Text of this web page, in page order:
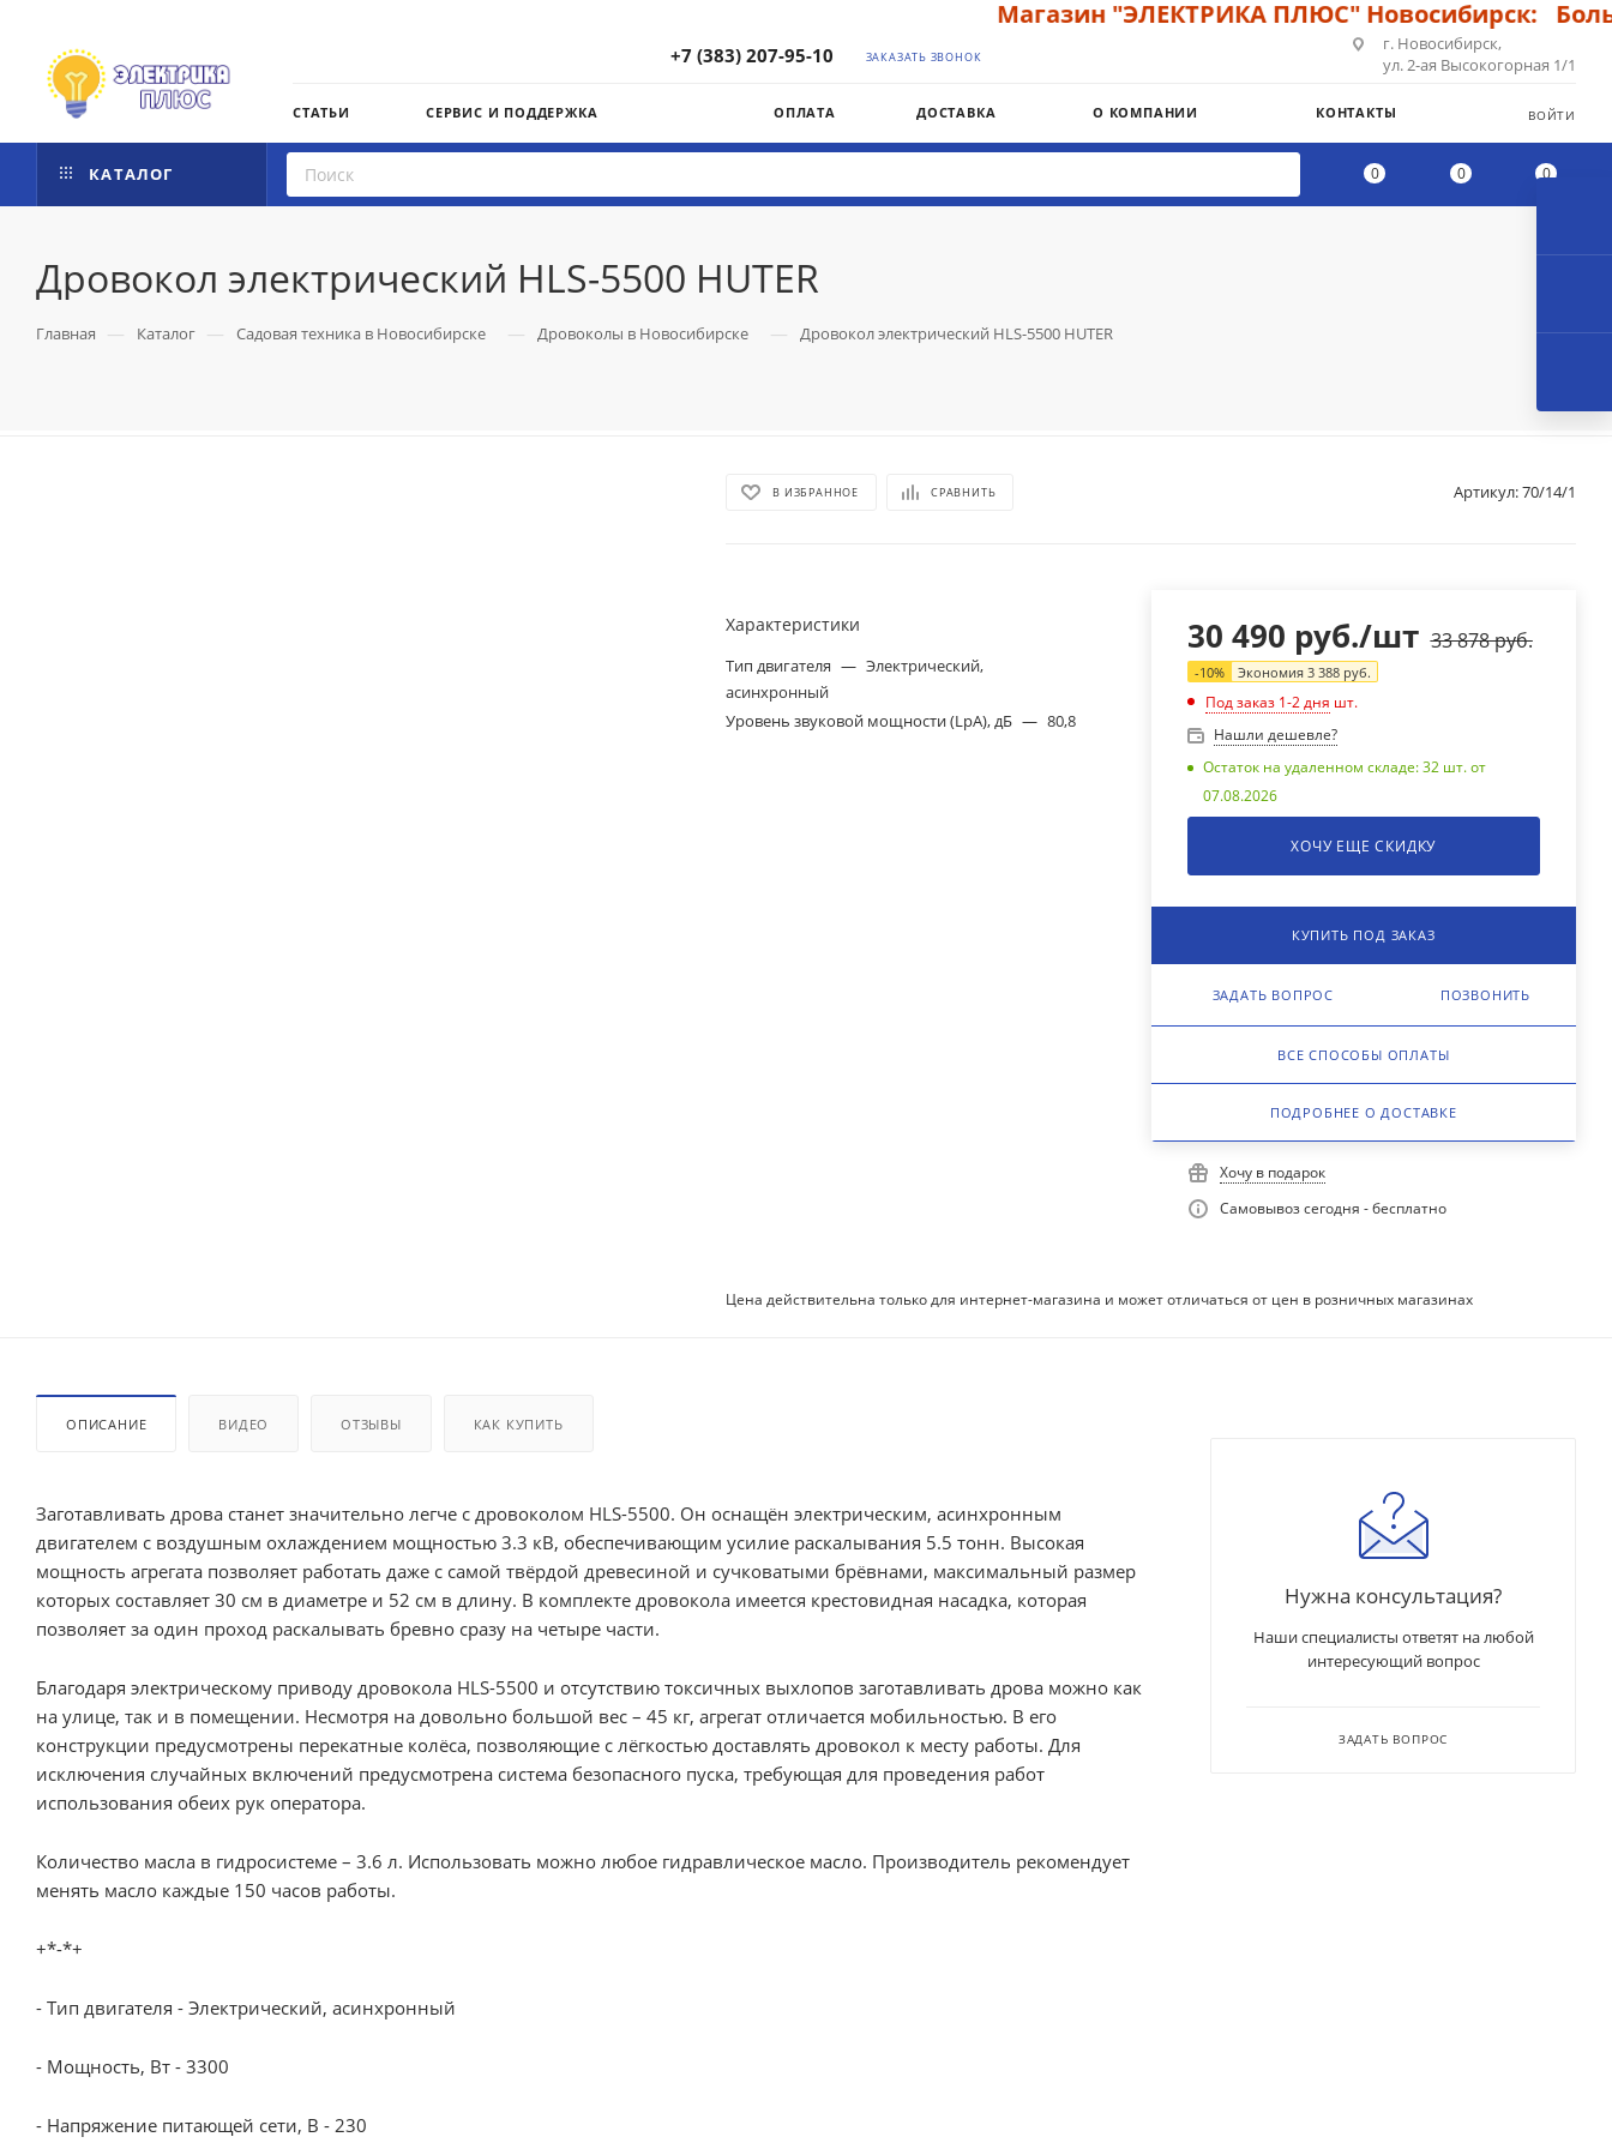
Магазин "ЭЛЕКТРИКА ПЛЮС" Новосибирск:
+7 (383) 207-95-10 ЗАКАЗАТЬ ЗВОНОК
г. Новосибирск,
ул. 2-ая Высокогорная 1/1
СТАТЬИ СЕРВИС И ПОДДЕРЖКА ОПЛАТА ДОСТАВКА О КОМПАНИИ КОНТАКТЫ ВОЙТИ
КАТАЛОГ 0 0 0
Дровокол электрический HLS-5500 HUTER
Главная — Каталог — Садовая техника в Новосибирске — Дровоколы в Новосибирске — Дровокол электрический HLS-5500 HUTER
В ИЗБРАННОЕ СРАВНИТЬ Артикул:70/14/1
Характеристики
Тип двигателя — Электрический,
асинхронный
Уровень звуковой мощности (LpA), дБ — 80,8
30 490 руб./шт 33 878руб.
-10% Экономия 3 388руб.
Под заказ 1-2 дня шт.
Нашли дешевле?
Остаток на удаленном складе: 32 шт. от
07.08.2026
ХОЧУ ЕЩЕ СКИДКУ
КУПИТЬ ПОД ЗАКАЗ
ЗАДАТЬ ВОПРОС ПОЗВОНИТЬ
ВСЕ СПОСОБЫ ОПЛАТЫ
ПОДРОБНЕЕ О ДОСТАВКЕ
Хочу в подарок
Самовывоз сегодня - бесплатно
Цена действительна только для интернет-магазина и может отличаться от цен в розничных магазинах
ОПИСАНИЕ ВИДЕО ОТЗЫВЫ КАК КУПИТЬ
Заготавливать дрова станет значительно легче с дровоколом HLS-5500. Он оснащён электрическим, асинхронным
двигателем с воздушным охлаждением мощностью 3.3 кВ, обеспечивающим усилие раскалывания 5.5 тонн. Высокая
мощность агрегата позволяет работать даже с самой твёрдой древесиной и сучковатыми брёвнами, максимальный размер
которых составляет 30 см в диаметре и 52 см в длину. В комплекте дровокола имеется крестовидная насадка, которая
позволяет за один проход раскалывать бревно сразу на четыре части.
Благодаря электрическому приводу дровокола HLS-5500 и отсутствию токсичных выхлопов заготавливать дрова можно как
на улице, так и в помещении. Несмотря на довольно большой вес – 45 кг, агрегат отличается мобильностью. В его
конструкции предусмотрены перекатные колёса, позволяющие с лёгкостью доставлять дровокол к месту работы. Для
исключения случайных включений предусмотрена система безопасного пуска, требующая для проведения работ
использования обеих рук оператора.
Количество масла в гидросистеме – 3.6 л. Использовать можно любое гидравлическое масло. Производитель рекомендует
менять масло каждые 150 часов работы.
+*-*+
- Тип двигателя - Электрический, асинхронный
- Мощность, Вт - 3300
- Напряжение питающей сети, В - 230
Нужна консультация?
Наши специалисты ответят на любой
интересующий вопрос
ЗАДАТЬ ВОПРОС